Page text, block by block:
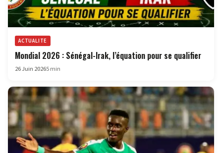
ACTUALITE
Mondial 2026 : Sénégal-Irak, l’équation pour se qualifier
26 Juin 20265 min